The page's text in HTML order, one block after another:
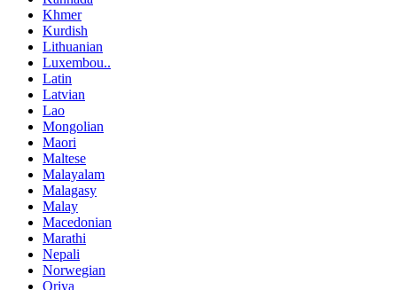
Khmer
Kurdish
Lithuanian
Luxembou..
Latin
Latvian
Lao
Mongolian
Maori
Maltese
Malayalam
Malagasy
Malay
Macedonian
Marathi
Nepali
Norwegian
Oriya